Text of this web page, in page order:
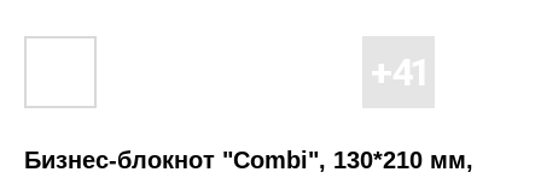
Бизнес-блокнот "Combi", 130*210 мм,